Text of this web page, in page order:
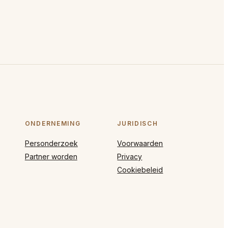
ONDERNEMING
Personderzoek
Partner worden
JURIDISCH
Voorwaarden
Privacy
Cookiebeleid